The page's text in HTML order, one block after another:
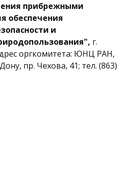
прибрежными
обеспечения
и
г.
оргкомитета: ЮНЦ РАН,
пр. Чехова, 41; тел. (863)